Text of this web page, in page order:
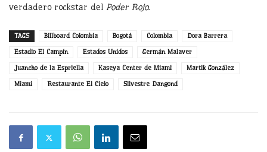
verdadero rockstar del Poder Rojo.
TAGS Billboard Colombia Bogotá Colombia Dora Barrera
Estadio El Campín Estados Unidos Germán Malaver
Juancho de la Espriella Kaseya Center de Miami Martik González
Miami Restaurante El Cielo Silvestre Dangond